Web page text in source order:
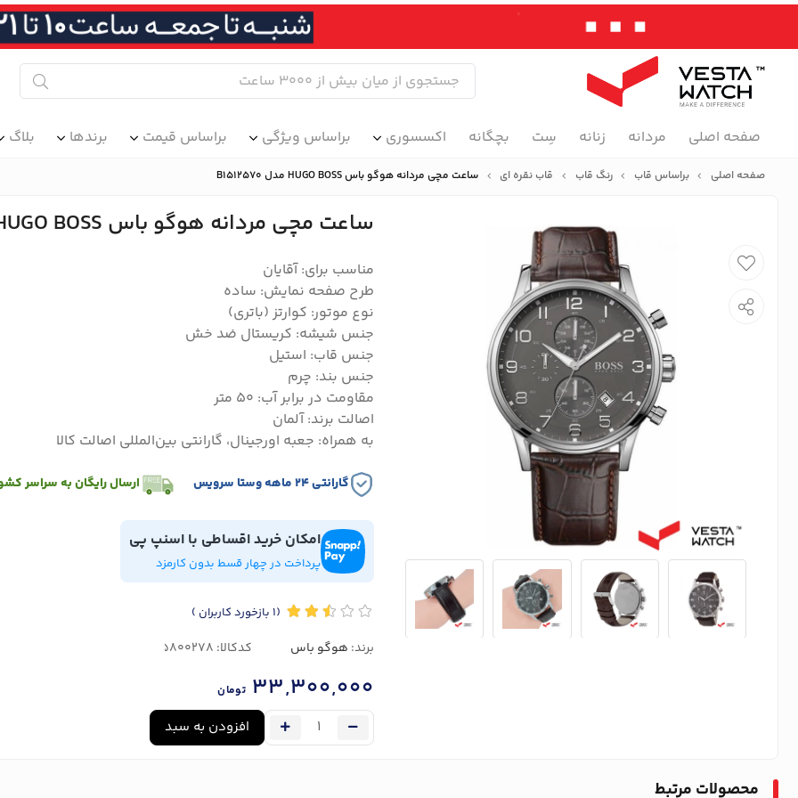
صفحه اصلی مردانه زنانه سِت بچگانه اکسسوری براساس ویژگی براساس قیمت برندها بلاگ
صفحه اصلی براساس قاب رنگ قاب قاب نقره ای ساعت مچی مردانه هوگو باس HUGO BOSS مدل B1512570
ساعت مچی مردانه هوگو باس HUGO BOSS مدل B1512570
مناسب برای: آقایان
طرح صفحه نمایش: ساده
نوع موتور: کوارتز (باتری)
جنس شیشه: کریستال ضد خش
جنس قاب: استیل
جنس بند: چرم
مقاومت در برابر آب: ۵۰ متر
اصالت برند: آلمان
به همراه: جعبه اورجینال، گارانتی بین‌المللی اصالت کالا
گارانتی ۲۴ ماهه وستا سرویس ارسال رایگان به سراسر
امکان خرید اقساطی با اسنپ پی
پرداخت در چهار قسط بدون کارمزد
(1 بازخورد کاربران )
برند: هوگو باس کدکالا:
33,300,000 تومان
افزودن به سبد
محصولات مرتبط